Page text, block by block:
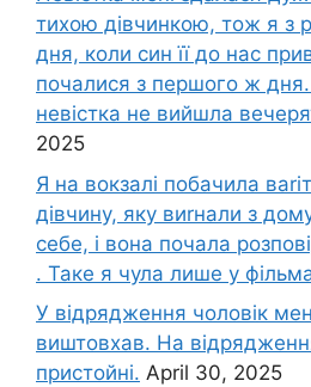
тихою дівчинкою, тож я з
дня, коли син її до нас
почалися з першого ж
невістка не вийшла
2025
Я на вокзалі побачила
дівчину, яку виrнали з
себе, і вона почала
. Таке я чула лише у
У відрядження чоловік
виштовхав. На
пристойні. April 30, 2025